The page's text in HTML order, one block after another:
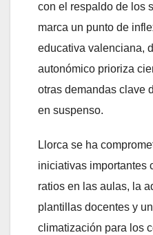
con el respaldo de los
marca un punto de
educativa valenciana,
autonómico prioriza
otras demandas clave
en suspenso.
Llorca se ha
iniciativas importantes
ratios en las aulas, la
plantillas docentes y
climatización para los